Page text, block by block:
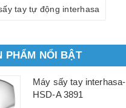
tay tự động interhasa
PHẨM NỔI BẬT
Máy sấy tay interhasa-
HSD-A 3891